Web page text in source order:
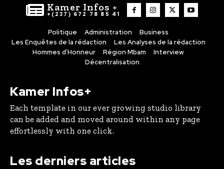
Kamer Infos +
+(237) 672 78 85 41
Politique Administration
Business
Les Enquêtes de la rédaction
Les Analyses de la rédaction
Hommes d’Honneur
Région Mbam
Interview
Décentralisation
Kamer Infos+
Each template in our ever growing studio library
can be added and moved around within any page
effortlessly with one click.
Les derniers articles